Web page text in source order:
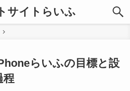
サイトらいふ
らいふの目標と設
程